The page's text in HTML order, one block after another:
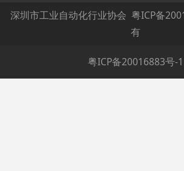
深圳市工业自动化行业协会 粤ICP备
有
粤ICP备20016883号-1